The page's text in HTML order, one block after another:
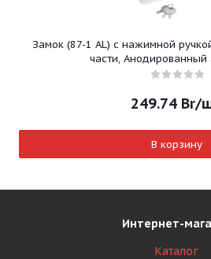
Замок (87-1 AL) с нажимной
части,
249.74Br/
В корзину
Интернет-
Каталог